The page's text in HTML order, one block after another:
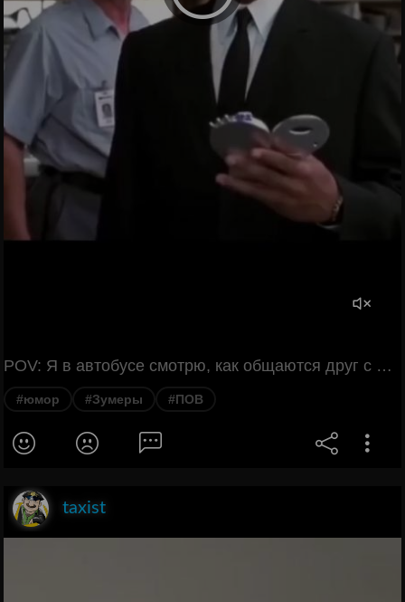
POV: Я в автобусе смотрю, как общаются друг с другом зумеры. (звуки, имитирующие речь)
#юмор #Зумеры #ПОВ
taxist